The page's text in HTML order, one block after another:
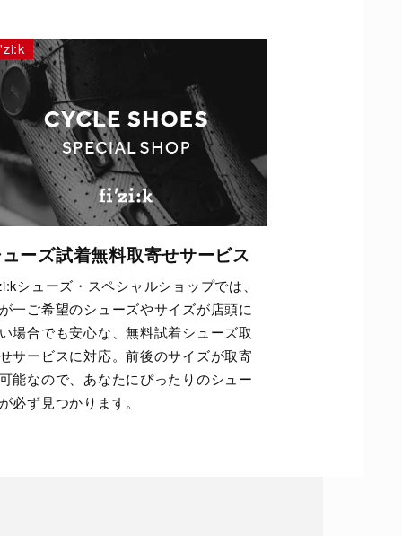
ーズ試着無料取寄せサービス
シューズ・スペシャルショップでは、
一ご希望のシューズやサイズが店頭に
場合でも安心な、無料試着シューズ取
サービスに対応。前後のサイズが取寄
能なので、あなたにぴったりのシュー
必ず見つかります。